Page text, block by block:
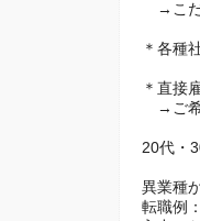
→こだ
＊各種
＊直接
→ご希
20代・
異業種
転職例